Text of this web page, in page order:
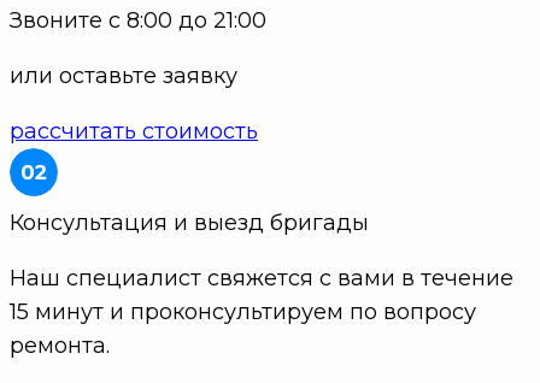
Звоните с 8:00 до 21:00
или оставьте заявку
рассчитать стоимость
Консультация и выезд бригады
Наш специалист свяжется с вами в течение
15 минут и проконсультируем по вопросу
ремонта.